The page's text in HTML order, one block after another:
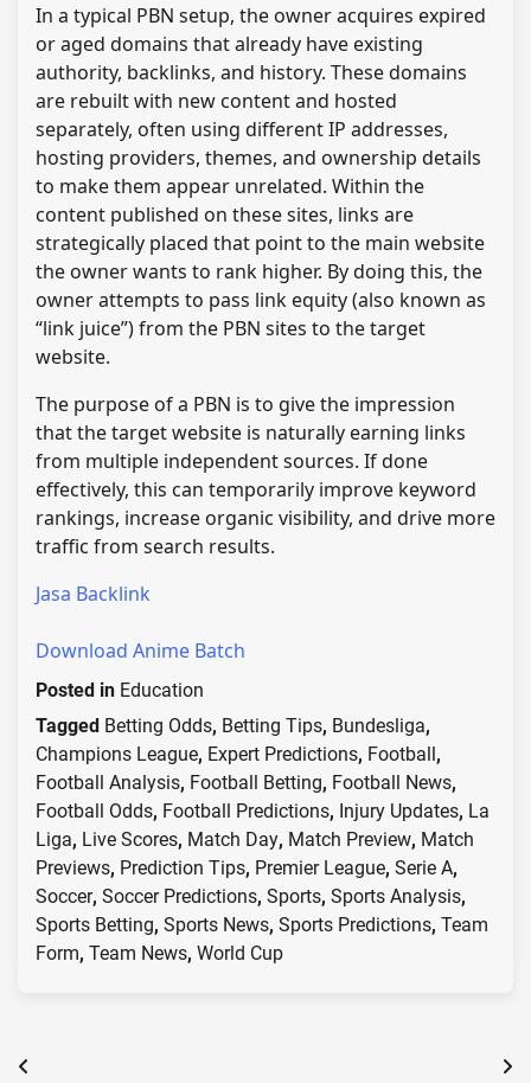
In a typical PBN setup, the owner acquires expired
or aged domains that already have existing
authority, backlinks, and history. These domains
are rebuilt with new content and hosted
separately, often using different IP addresses,
hosting providers, themes, and ownership details
to make them appear unrelated. Within the
content published on these sites, links are
strategically placed that point to the main website
the owner wants to rank higher. By doing this, the
owner attempts to pass link equity (also known as
“link juice”) from the PBN sites to the target
website.
The purpose of a PBN is to give the impression
that the target website is naturally earning links
from multiple independent sources. If done
effectively, this can temporarily improve keyword
rankings, increase organic visibility, and drive more
traffic from search results.
Jasa Backlink
Download Anime Batch
Posted in Education
Tagged Betting Odds, Betting Tips, Bundesliga,
Champions League, Expert Predictions, Football,
Football Analysis, Football Betting, Football News,
Football Odds, Football Predictions, Injury Updates, La
Liga, Live Scores, Match Day, Match Preview, Match
Previews, Prediction Tips, Premier League, Serie A,
Soccer, Soccer Predictions, Sports, Sports Analysis,
Sports Betting, Sports News, Sports Predictions, Team
Form, Team News, World Cup
Post